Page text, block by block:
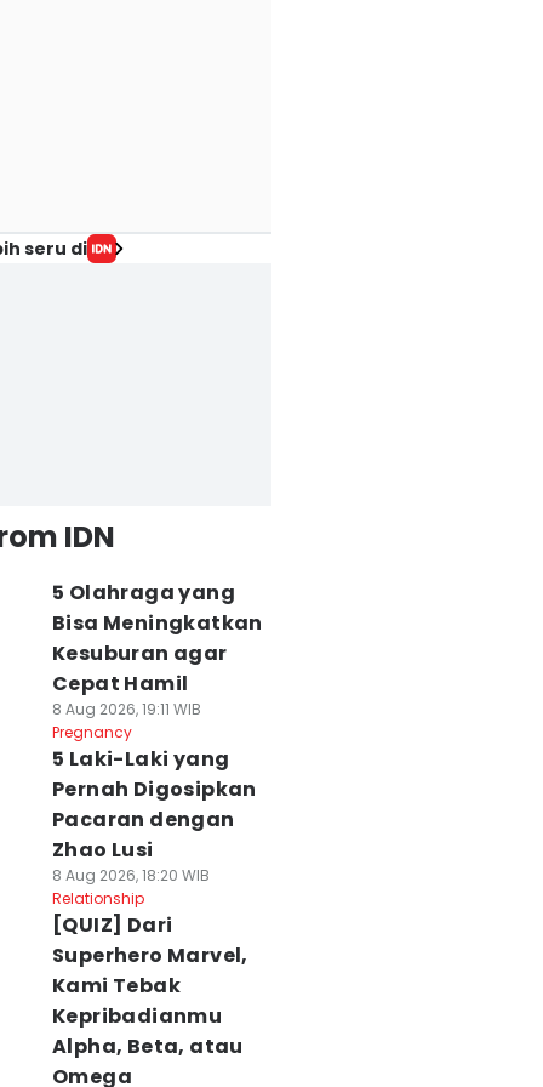
seru di
IDN
5 Olahraga yang
Bisa Meningkatkan
Kesuburan agar
Cepat Hamil
8 Aug 2026, 19:11 WIB
Pregnancy
5 Laki-Laki yang
Pernah Digosipkan
Pacaran dengan
Zhao Lusi
8 Aug 2026, 18:20 WIB
Relationship
[QUIZ] Dari
Superhero Marvel,
Kami Tebak
Kepribadianmu
Alpha, Beta, atau
Omega